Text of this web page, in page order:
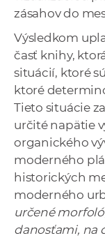
zásahov do
Výsledkom
časť knihy,
situácií, ktoré
ktoré
Tieto situácie
určité napätie
organického
moderného
historických
moderného
určené
danosťami, na